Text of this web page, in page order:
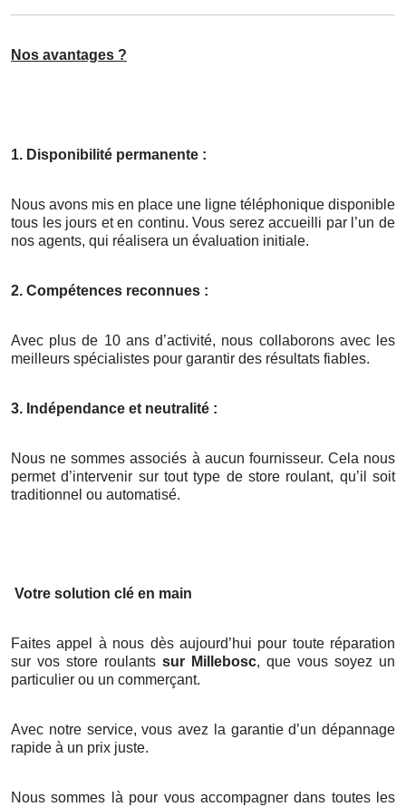
Nos avantages ?
1. Disponibilité permanente :
Nous avons mis en place une ligne téléphonique disponible
tous les jours et en continu. Vous serez accueilli par l’un de
nos agents, qui réalisera un évaluation initiale.
2. Compétences reconnues :
Avec plus de 10 ans d’activité, nous collaborons avec les
meilleurs spécialistes pour garantir des résultats fiables.
3. Indépendance et neutralité :
Nous ne sommes associés à aucun fournisseur. Cela nous
permet d’intervenir sur tout type de store roulant, qu’il soit
traditionnel ou automatisé.
Votre solution clé en main
Faites appel à nous dès aujourd’hui pour toute réparation
sur vos store roulants sur Millebosc, que vous soyez un
particulier ou un commerçant.
Avec notre service, vous avez la garantie d’un dépannage
rapide à un prix juste.
Nous sommes là pour vous accompagner dans toutes les